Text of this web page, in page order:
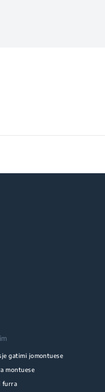
gatimi jomontuese
montuese
furra